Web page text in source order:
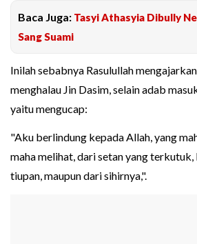
Baca Juga: Tasyi Athasyia Dibully
Sang Suami
Inilah sebabnya Rasulullah
menghalau Jin Dasim, selain adab
yaitu mengucap:
"Aku berlindung kepada Allah, yang
maha melihat, dari setan yang
tiupan, maupun dari sihirnya,".